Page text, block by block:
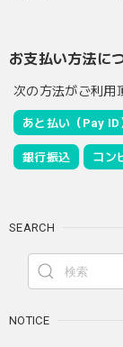
お支払い方法に
次の方法がご利用
あと払い（Pay ID
銀行振込 コン
SEARCH
NOTICE